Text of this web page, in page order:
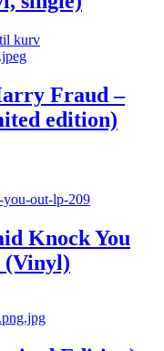
kurv
Fraud –
edition)
Knock You
(Vinyl)